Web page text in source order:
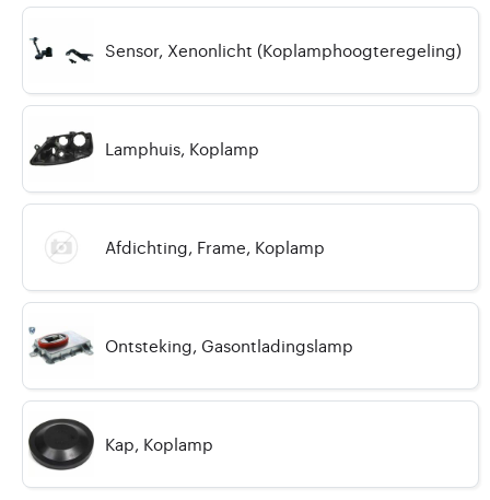
Sensor, Xenonlicht (Koplamphoogteregeling)
Lamphuis, Koplamp
Afdichting, Frame, Koplamp
Ontsteking, Gasontladingslamp
Kap, Koplamp